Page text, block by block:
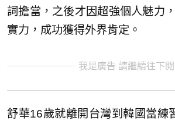
詞擔當，之後才因超強個人魅力
實力，成功獲得外界肯定。
我是廣告 請繼續往下
舒華16歲就離開台灣到韓國當練